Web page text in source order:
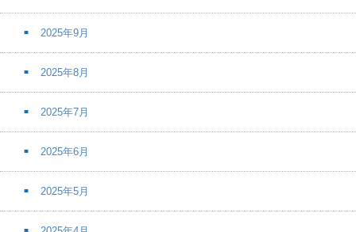
2025年9月
2025年8月
2025年7月
2025年6月
2025年5月